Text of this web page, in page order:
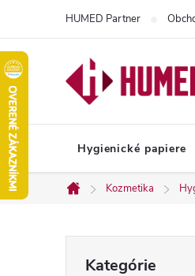
obsah
HUMED Partner
Hygienické papiere
Domov
Kozmetika
kategórie
Kategórie